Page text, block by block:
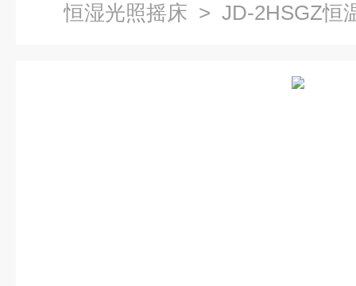
恒湿光照摇床 > JD-2HSGZ恒